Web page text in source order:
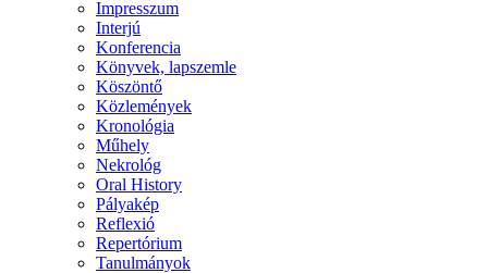
Impresszum
Interjú
Konferencia
Könyvek, lapszemle
Köszöntő
Közlemények
Kronológia
Műhely
Nekrológ
Oral History
Pályakép
Reflexió
Repertórium
Tanulmányok